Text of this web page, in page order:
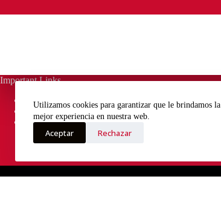
Utilizamos cookies para garantizar que le brindamos la
mejor experiencia en nuestra web.
Aceptar Rechazar
Important Links
Menu
About us
Contact